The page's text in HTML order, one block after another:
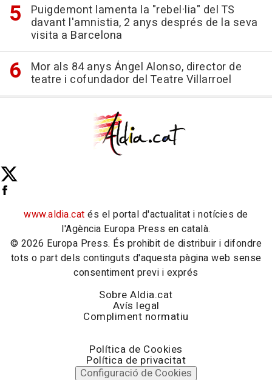
Puigdemont lamenta la "rebel·lia" del TS
davant l'amnistia, 2 anys després de la seva
visita a Barcelona
Mor als 84 anys Ángel Alonso, director de
teatre i cofundador del Teatre Villarroel
www.aldia.cat és el portal d'actualitat i notícies de
l'Agència Europa Press en català.
© 2026 Europa Press. És prohibit de distribuir i difondre
tots o part dels continguts d'aquesta pàgina web sense
consentiment previ i exprés
Sobre Aldia.cat
Avís legal
Compliment normatiu
Política de Cookies
Política de privacitat
Configuració de Cookies